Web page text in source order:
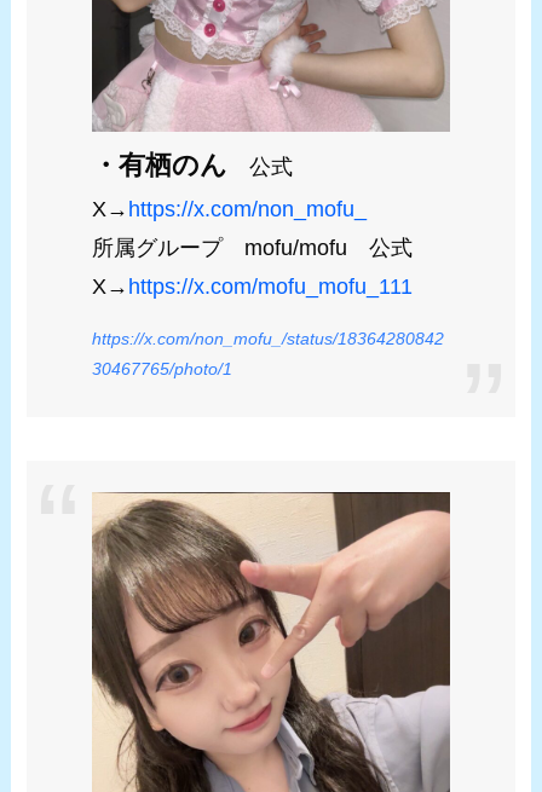
・有栖のん 公式
X→ https://x.com/non_mofu_
所属グループ mofu/mofu 公式
X→ https://x.com/mofu_mofu_111
https://x.com/non_mofu_/status/18364280842
30467765/photo/1